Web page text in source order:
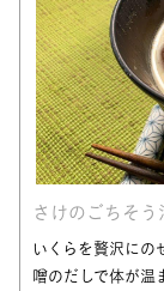
さけのごちそう
いくらを贅沢にの
噌のだしで体が温